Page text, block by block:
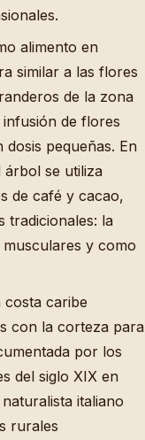
alimento en
similar a las flores
de la zona
de flores
pequeñas. En
árbol se utiliza
de café y cacao,
tradicionales: la
y como
costa caribe
con la corteza para
por los
del siglo XIX en
italiano
rurales